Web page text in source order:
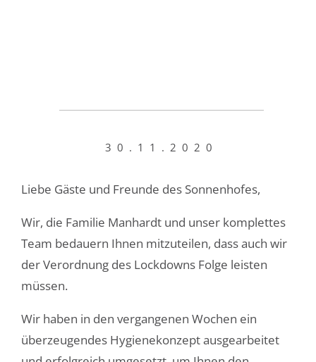
30.11.2020
Liebe Gäste und Freunde des Sonnenhofes,
Wir, die Familie Manhardt und unser komplettes
Team bedauern Ihnen mitzuteilen, dass auch wir
der Verordnung des Lockdowns Folge leisten
müssen.
Wir haben in den vergangenen Wochen ein
überzeugendes Hygienekonzept ausgearbeitet